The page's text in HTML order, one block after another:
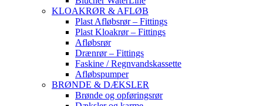
KLOAKRØR & AFLØB
Plast Afløbsrør – Fittings
Plast Kloakrør – Fittings
Afløbsrør
Drænrør – Fittings
Faskine / Regnvandskassette
Afløbspumper
BRØNDE & DÆKSLER
Brønde og opføringsrør